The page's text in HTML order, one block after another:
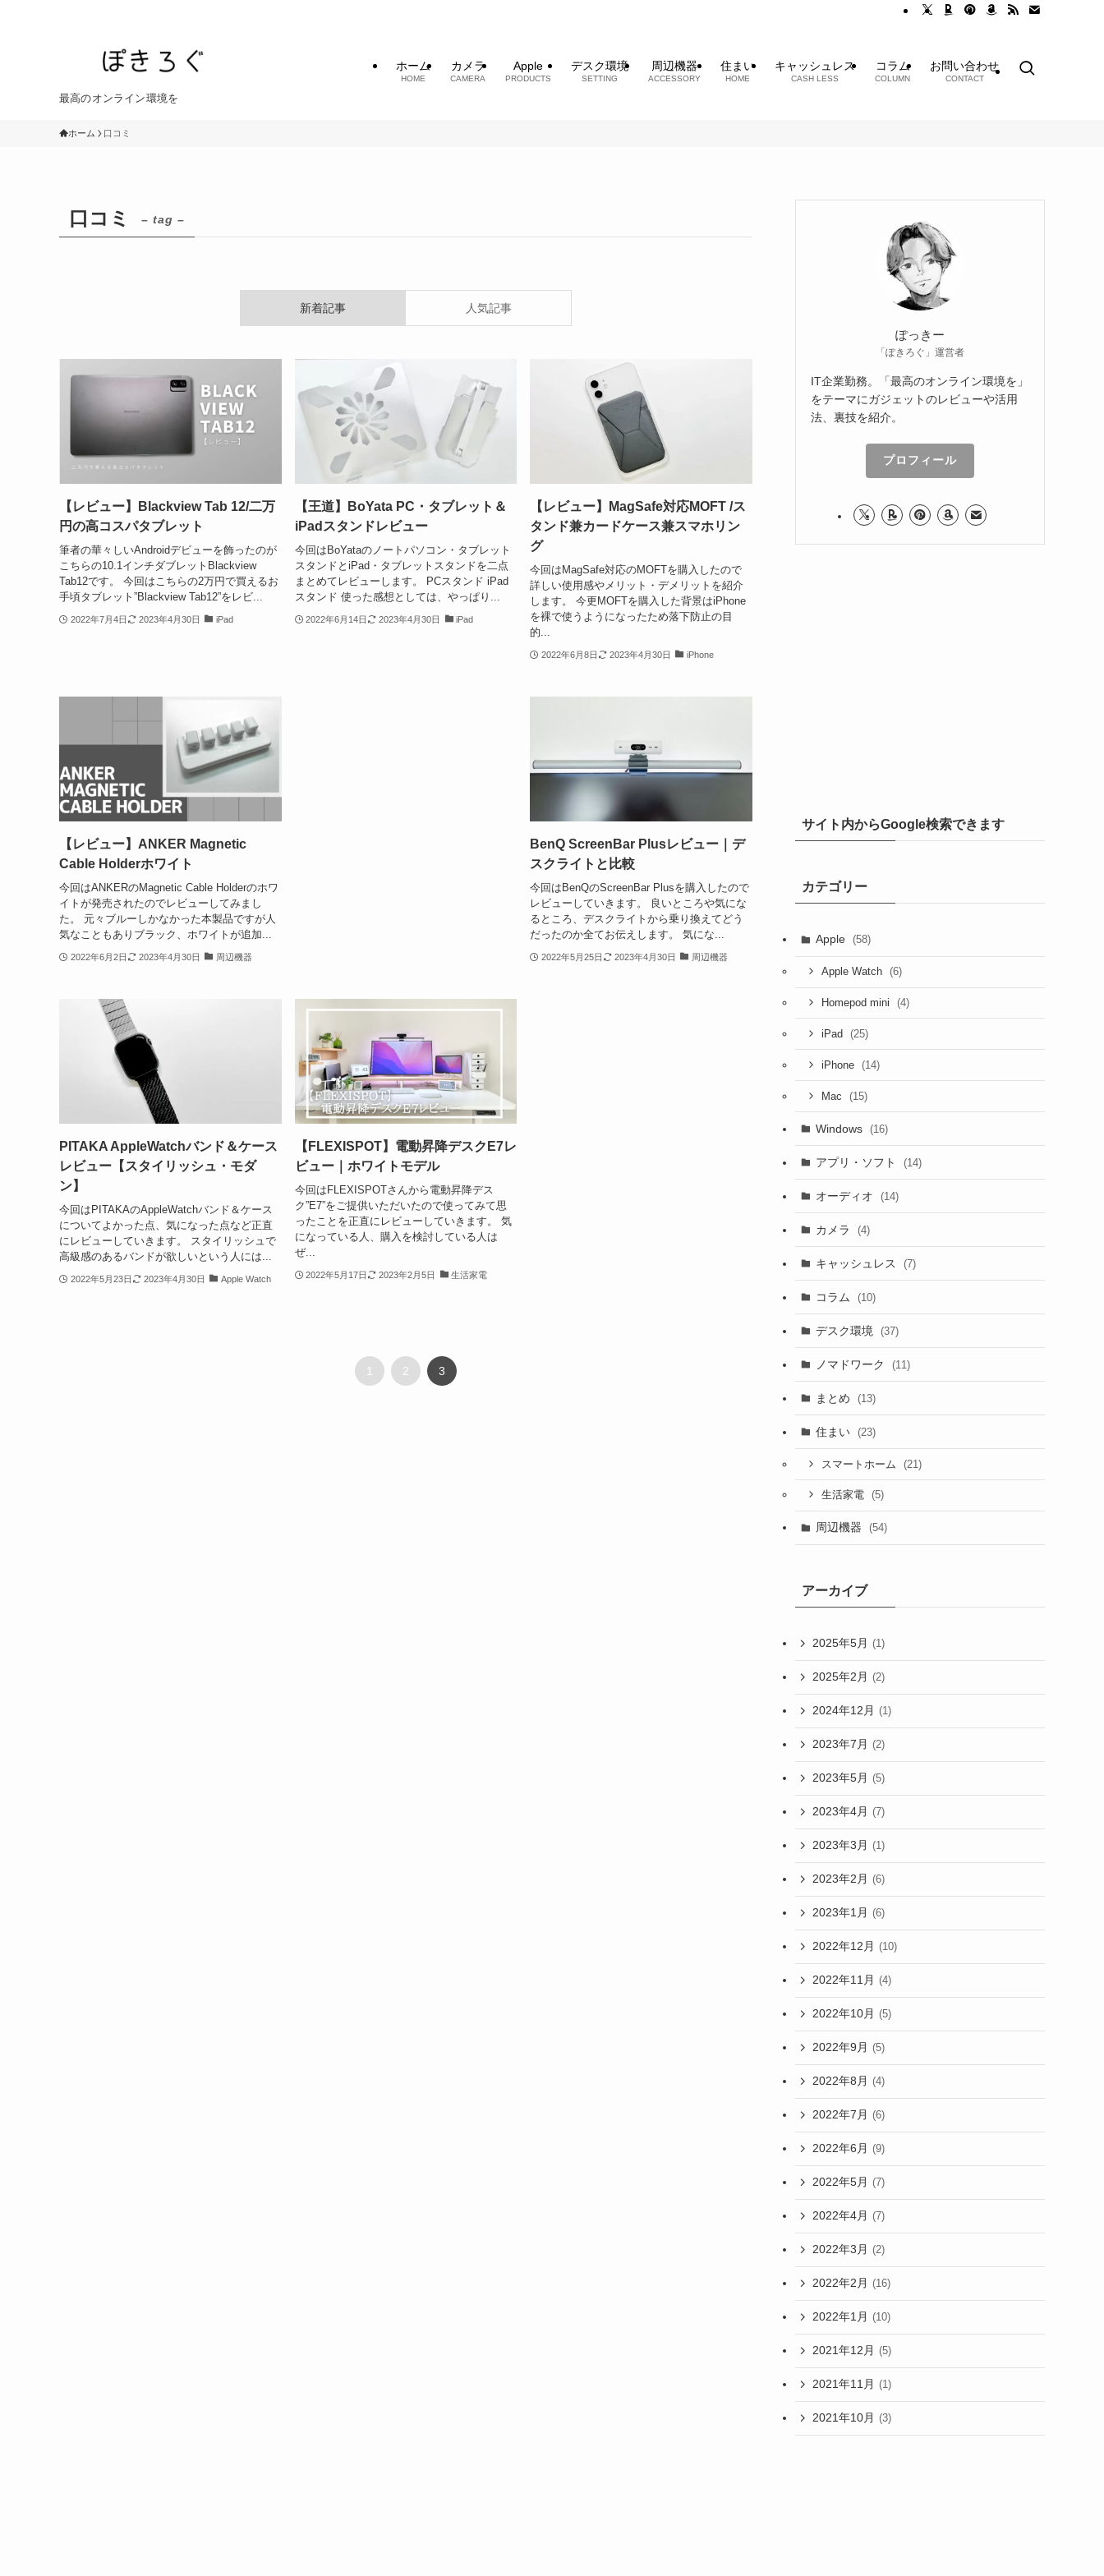
最高のオンライン環境を
ホーム
HOME
カメラ
CAMERA
Apple
PRODUCTS
デスク環境
SETTING
周辺機器
ACCESSORY
住まい
HOME
キャッシュレス
CASH LESS
コラム
COLUMN
お問い合わせ
CONTACT
ホーム 口コミ
口コミ – tag –
新着記事 人気記事
【レビュー】Blackview Tab 12/二万
円の高コスパタブレット
筆者の華々しいAndroidデビューを飾ったのが
こちらの10.1インチダブレットBlackview
Tab12です。 今回はこちらの2万円で買えるお
手頃タブレット”Blackview Tab12”をレビ...
2022年7月4日 2023年4月30日 iPad
【王道】BoYata PC・タブレット＆
iPadスタンドレビュー
今回はBoYataのノートパソコン・タブレット
スタンドとiPad・タブレットスタンドを二点
まとめてレビューします。 PCスタンド iPad
スタンド 使った感想としては、やっぱり...
2022年6月14日 2023年4月30日 iPad
【レビュー】MagSafe対応MOFT /ス
タンド兼カードケース兼スマホリン
グ
今回はMagSafe対応のMOFTを購入したので
詳しい使用感やメリット・デメリットを紹介
します。 今更MOFTを購入した背景はiPhone
を裸で使うようになったため落下防止の目
的...
2022年6月8日 2023年4月30日 iPhone
【レビュー】ANKER Magnetic
Cable Holderホワイト
今回はANKERのMagnetic Cable Holderのホワ
イトが発売されたのでレビューしてみまし
た。 元々ブルーしかなかった本製品ですが人
気なこともありブラック、ホワイトが追加...
2022年6月2日 2023年4月30日 周辺機器
BenQ ScreenBar Plusレビュー｜デ
スクライトと比較
今回はBenQのScreenBar Plusを購入したので
レビューしていきます。 良いところや気にな
るところ、デスクライトから乗り換えてどう
だったのか全てお伝えします。 気にな...
2022年5月25日 2023年4月30日 周辺機器
PITAKA AppleWatchバンド＆ケース
レビュー【スタイリッシュ・モダ
ン】
今回はPITAKAのAppleWatchバンド＆ケース
についてよかった点、気になった点など正直
にレビューしていきます。 スタイリッシュで
高級感のあるバンドが欲しいという人には...
2022年5月23日 2023年4月30日 Apple Watch
【FLEXISPOT】電動昇降デスクE7レ
ビュー｜ホワイトモデル
今回はFLEXISPOTさんから電動昇降デス
ク”E7”をご提供いただいたので使ってみて思
ったことを正直にレビューしていきます。 気
になっている人、購入を検討している人は
ぜ...
2022年5月17日 2023年2月5日 生活家電
1 2 3
ぽっきー
「ぽきろぐ」運営者
IT企業勤務。「最高のオンライン環境を」
をテーマにガジェットのレビューや活用
法、裏技を紹介。
プロフィール
サイト内からGoogle検索できます
カテゴリー
Apple (58)
Apple Watch (6)
Homepod mini (4)
iPad (25)
iPhone (14)
Mac (15)
Windows (16)
アプリ・ソフト (14)
オーディオ (14)
カメラ (4)
キャッシュレス (7)
コラム (10)
デスク環境 (37)
ノマドワーク (11)
まとめ (13)
住まい (23)
スマートホーム (21)
生活家電 (5)
周辺機器 (54)
アーカイブ
2025年5月 (1)
2025年2月 (2)
2024年12月 (1)
2023年7月 (2)
2023年5月 (5)
2023年4月 (7)
2023年3月 (1)
2023年2月 (6)
2023年1月 (6)
2022年12月 (10)
2022年11月 (4)
2022年10月 (5)
2022年9月 (5)
2022年8月 (4)
2022年7月 (6)
2022年6月 (9)
2022年5月 (7)
2022年4月 (7)
2022年3月 (2)
2022年2月 (16)
2022年1月 (10)
2021年12月 (5)
2021年11月 (1)
2021年10月 (3)